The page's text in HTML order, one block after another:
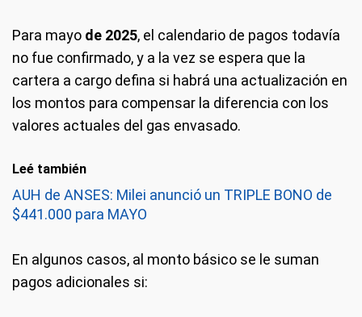
Para mayo de 2025, el calendario de pagos todavía
no fue confirmado, y a la vez se espera que la
cartera a cargo defina si habrá una actualización en
los montos para compensar la diferencia con los
valores actuales del gas envasado.
Leé también
AUH de ANSES: Milei anunció un TRIPLE BONO de
$441.000 para MAYO
En algunos casos, al monto básico se le suman
pagos adicionales si: